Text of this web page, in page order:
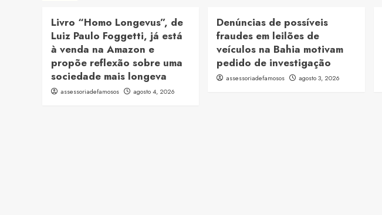
Livro “Homo Longevus”, de
Luiz Paulo Foggetti, já está
à venda na Amazon e
propõe reflexão sobre uma
sociedade mais longeva
assessoriadefamosos agosto 4, 2026
Denúncias de possíveis
fraudes em leilões de
veículos na Bahia motivam
pedido de investigação
assessoriadefamosos agosto 3, 2026